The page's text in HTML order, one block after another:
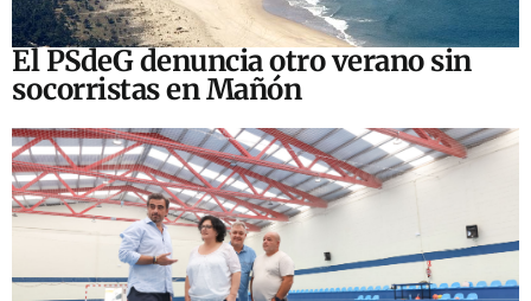
El PSdeG denuncia otro verano sin
socorristas en Mañón